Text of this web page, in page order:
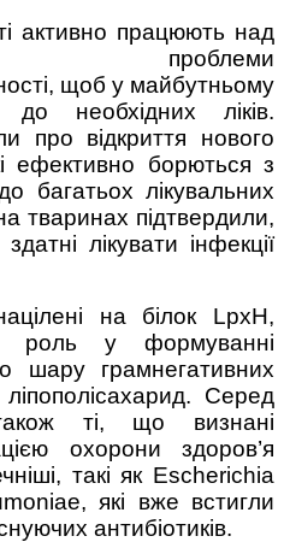
активно працюють над
проблеми
щоб у майбутньому
необхідних ліків.
про відкриття нового
ефективно борються з
багатьох лікувальних
тваринах підтвердили,
лікувати інфекції
на білок LpxH,
роль у формуванні
шару грамнегативних
Серед
ті, що визнані
охорони здоров’я
такі як Escherichia
які вже встигли
антибіотиків.